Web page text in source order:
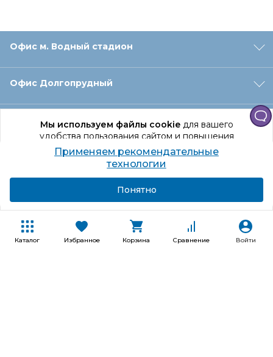
Каталог Избранное Корзина Сравнение Войти
Мы используем файлы cookieдля вашего
удобства пользования сайтом и повышения
качества рекомендаций.
Продолжая использование сайта, вы даете
согласие на обработку персональных данных
Офис м. Водный стадион
Офис Долгопрудный
Офис Санкт‑Петербург
Оформление заказа
Покупателям
Применяем рекомендательные
технологии
Понятно